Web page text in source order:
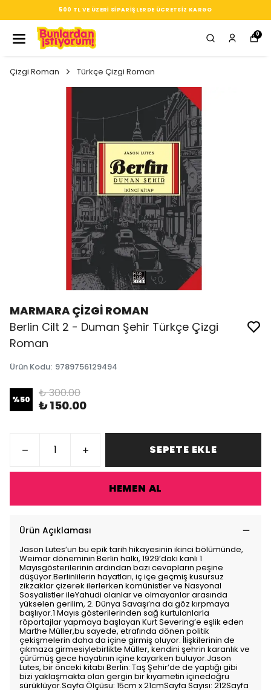
SEÇTIĞIN HER ÜRÜN, TARZINA DAIR KÜÇÜK BIR IMZA
0
Çizgi Roman Türkçe Çizgi Roman
MARMARA ÇİZGİ ROMAN
Berlin Cilt 2 - Duman Şehir Türkçe Çizgi
Roman
Ürün Kodu: 9789756129494
%50 ₺ 300.00
₺ 150.00
SEPETE EKLE
HEMEN AL
Ürün Açıklaması
Jason Lutes’un bu epik tarih hikayesinin ikinci bölümünde,
Weimar döneminin Berlin halkı, 1929’daki kanlı 1
Mayısgösterilerinin ardından bazı cevapların peşine
düşüyor.Berlinlilerin hayatları, iç içe geçmiş kusursuz
zikzaklar çizerek ilerlerken komünistler ve Nasyonal
Sosyalistler ileYahudi olanlar ve olmayanlar arasında
yükselen gerilim, 2. Dünya Savaşı’na da göz kırpmaya
başlıyor.1 Mayıs gösterilerinden sağ kurtulanlarla
röportajlar yapmaya başlayan Kurt Severing’e eşlik eden
Marthe Müller,bu sayede, etrafında dönen politik
çekişmelerin daha da içine girmiş oluyor. İlişkilerinin de
çıkmaza girmesiylebirlikte Müller, kendini şehrin karanlık ve
çürümüş gece hayatının içine kayarken buluyor.Jason
Lutes, bir önceki kitabı Berlin: Taş Şehir’de de yaptığı gibi
bizi yaklaşmakta olan gergin bir kıyametin içinedoğru
sürüklüyor.Sayfa Ölçüsu: 15cm x 21cmSayfa Sayısı: 212Sayfa